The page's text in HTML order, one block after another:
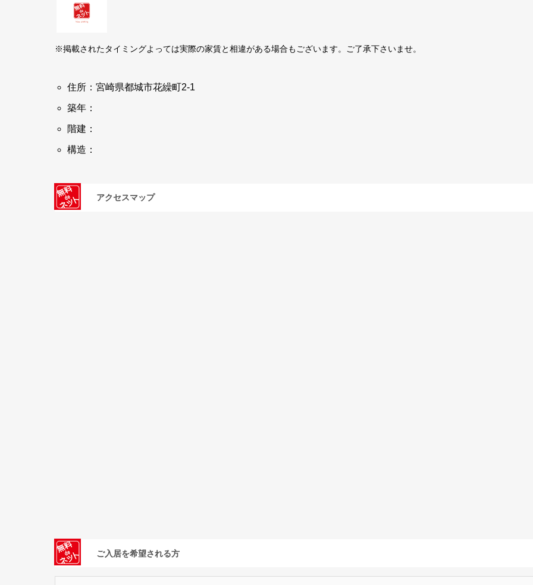
※掲載されたタイミングよっては実際の家賃と相違がある場合もございます。ご了承下さいませ。
住所：宮崎県都城市花繰町2-1
築年：
階建：
構造：
アクセスマップ
ご入居を希望される方